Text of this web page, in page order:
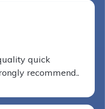
quick
recommend..